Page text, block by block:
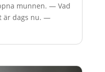
munnen. — Vad
är dags nu. —